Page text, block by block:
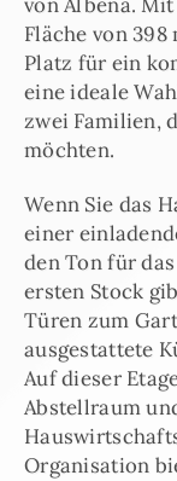
Fläche von
Platz für ein
eine ideale
zwei Familien,
möchten.
Wenn Sie das
einer
den Ton für
ersten Stock
Türen zum
ausgestattete
Auf dieser
Abstellraum
Organisation